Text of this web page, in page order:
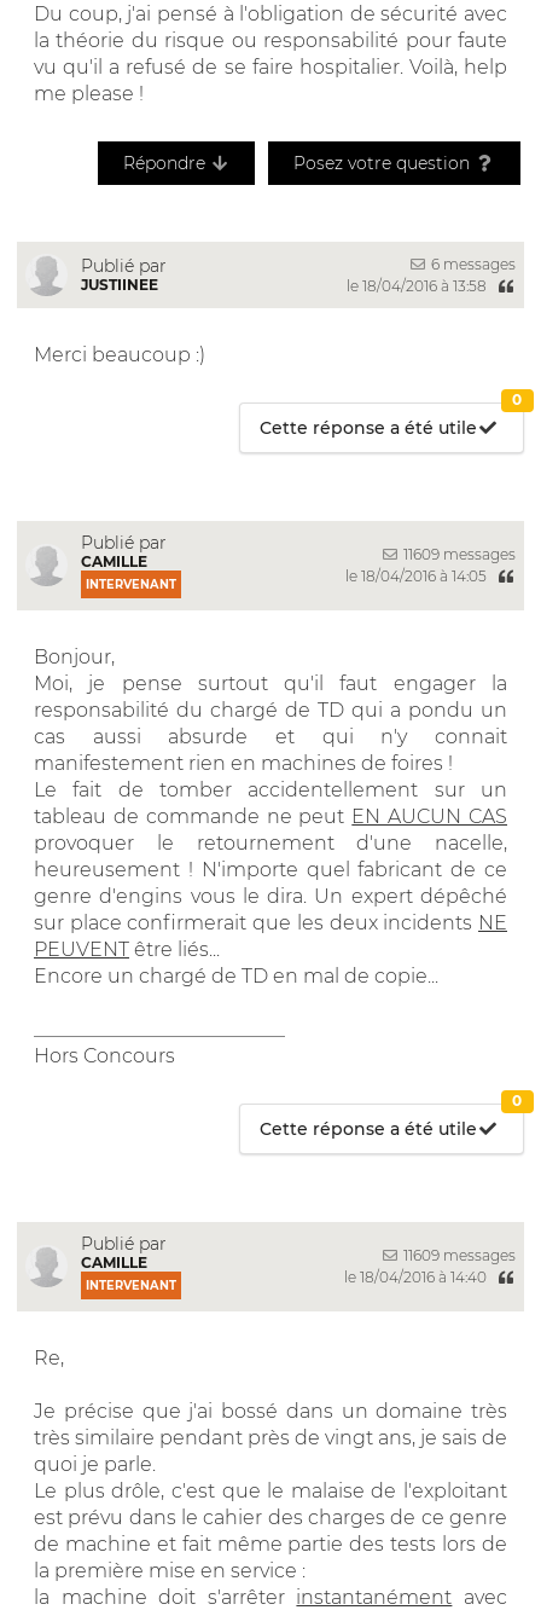
Du coup, j'ai pensé à l'obligation de sécurité avec
la théorie du risque ou responsabilité pour faute
vu qu'il a refusé de se faire hospitalier. Voilà, help
me please !
Répondre Posez votre question
Publié par
JUSTIINEE
6 messages
le 18/04/2016 à 13:58
Merci beaucoup :)
Cette réponse a été utile
0
Publié par
CAMILLE
INTERVENANT
11609 messages
le 18/04/2016 à 14:05
Bonjour,
Moi, je pense surtout qu'il faut engager la
responsabilité du chargé de TD qui a pondu un
cas aussi absurde et qui n'y connait
manifestement rien en machines de foires !
Le fait de tomber accidentellement sur un
tableau de commande ne peut EN AUCUN CAS
provoquer le retournement d'une nacelle,
heureusement ! N'importe quel fabricant de ce
genre d'engins vous le dira. Un expert dépêché
sur place confirmerait que les deux incidents NE
PEUVENT être liés...
Encore un chargé de TD en mal de copie...
Hors Concours
Cette réponse a été utile
0
Publié par
CAMILLE
INTERVENANT
11609 messages
le 18/04/2016 à 14:40
Re,
Je précise que j'ai bossé dans un domaine très
très similaire pendant près de vingt ans, je sais de
quoi je parle.
Le plus drôle, c'est que le malaise de l'exploitant
est prévu dans le cahier des charges de ce genre
de machine et fait même partie des tests lors de
la première mise en service :
la machine doit s'arrêter instantanément avec